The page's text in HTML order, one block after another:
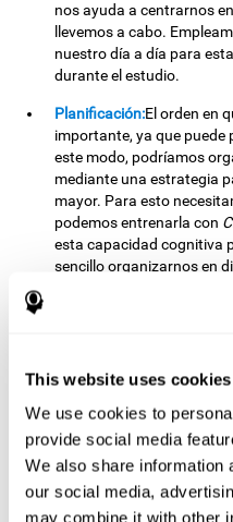
This website uses cookies
We use cookies to
provide social media
We also share information
our social media,
may combine it with other
nos ayuda a centrarnos
llevemos a cabo.
nuestro día a día para
durante el estudio.
Planificación:El orden en
importante, ya que puede
este modo, podríamos
mediante una estrategia
mayor. Para esto
podemos entrenarla con
esta capacidad cognitiva
sencillo organizarnos en
Frecuentemente
cuando organizamos
Percepción visual:Para
errores, necesitaremos
diferencias entre ellas. Al
con este reto mental, es
buena percepción visual
correctamente los